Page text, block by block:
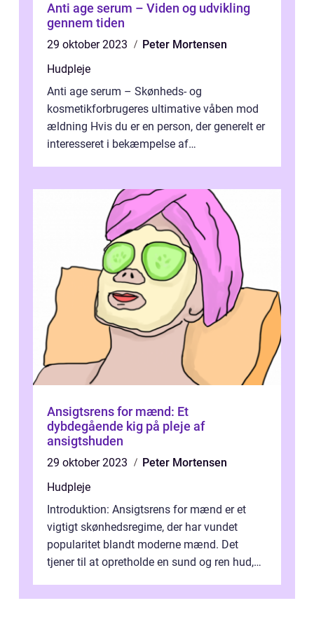
Anti age serum – Viden og udvikling
gennem tiden
29 oktober 2023
Peter Mortensen
Hudpleje
Anti age serum – Skønheds- og
kosmetikforbrugeres ultimative våben mod
ældning Hvis du er en person, der generelt er
interesseret i bekæmpelse af
Ansigtsrens for mænd: Et
dybdegående kig på pleje af
ansigtshuden
29 oktober 2023
Peter Mortensen
Hudpleje
Introduktion: Ansigtsrens for mænd er et
vigtigt skønhedsregime, der har vundet
popularitet blandt moderne mænd. Det
tjener til at opretholde en sund og ren hud,